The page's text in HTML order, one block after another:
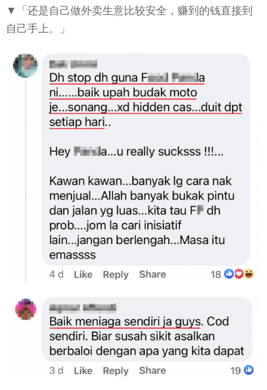
▼「还是自己做外卖生意比较安全，赚到的钱直接到
自己手上。」